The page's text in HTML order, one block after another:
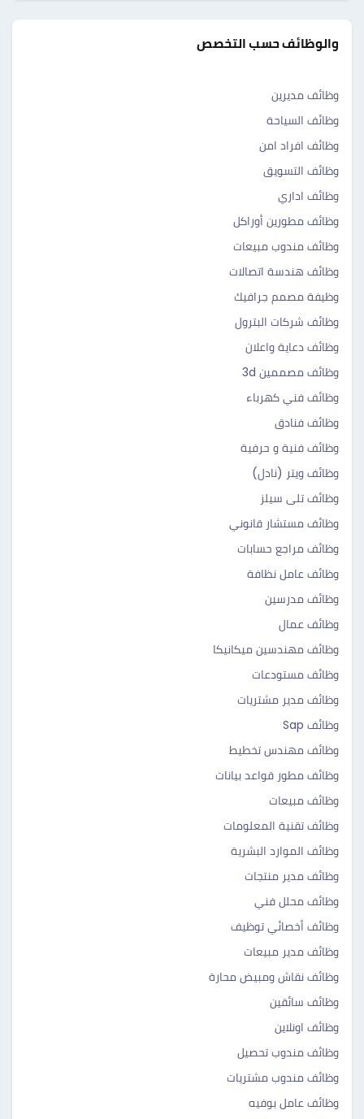
والوظائف حسب التخصص
وظائف مديرين
وظائف السياحة
وظائف افراد امن
وظائف التسويق
وظائف اداري
وظائف مطورين أوراكل
وظائف مندوب مبيعات
وظائف هندسة اتصالات
وظيفة مصمم جرافيك
وظائف شركات البترول
وظائف دعاية واعلان
وظائف مصممين 3d
وظائف فني كهرباء
وظائف فنادق
وظائف فنية و حرفية
وظائف ويتر (نادل)
وظائف تلى سيلز
وظائف مستشار قانوني
وظائف مراجع حسابات
وظائف عامل نظافة
وظائف مدرسين
وظائف عمال
وظائف مهندسين ميكانيكا
وظائف مستودعات
وظائف مدير مشتريات
وظائف Sap
وظائف مهندس تخطيط
وظائف مطور قواعد بيانات
وظائف مبيعات
وظائف تقنية المعلومات
وظائف الموارد البشرية
وظائف مدير منتجات
وظائف محلل فني
وظائف أخصائي توظيف
وظائف مدير مبيعات
وظائف نقاش ومبيض محارة
وظائف سائقين
وظائف اونلاين
وظائف مندوب تحصيل
وظائف مندوب مشتريات
وظائف عامل بوفيه